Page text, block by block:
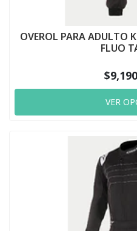
OVEROL PARA ADULTO
FLUO
VER